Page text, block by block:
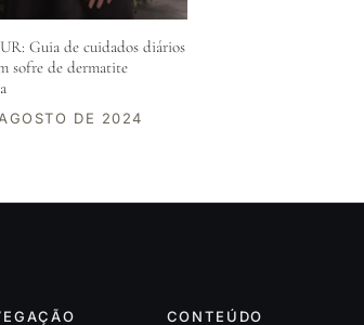
Guia de cuidados diários
sofre de dermatite
DE 2024
CONTEÚDO